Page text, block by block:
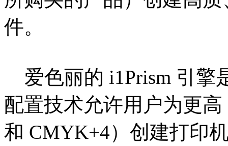
件。
爱色丽的 i1Prism 引擎
配置技术允许用户为更
和 CMYK+4）创建打印